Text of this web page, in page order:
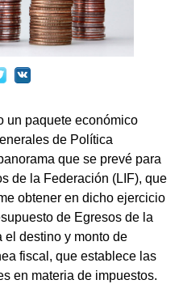
un paquete económico
de Política
que se prevé para
de la Federación (LIF), que
obtener en dicho ejercicio
de Egresos de la
el destino y monto de
fiscal, que establece las
en materia de impuestos.